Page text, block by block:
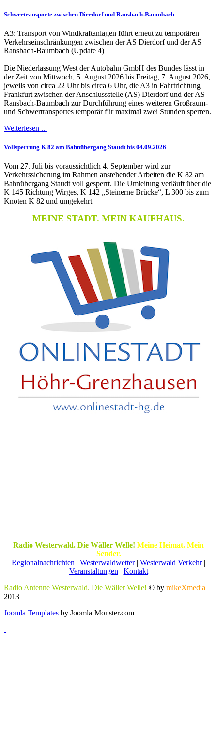
Schwertransporte zwischen Dierdorf und Ransbach-Baumbach
A3: Transport von Windkraftanlagen führt erneut zu temporären
Verkehrseinschränkungen zwischen der AS Dierdorf und der AS
Ransbach-Baumbach (Update 4)
Die Niederlassung West der Autobahn GmbH des Bundes lässt in
der Zeit von Mittwoch, 5. August 2026 bis Freitag, 7. August 2026,
jeweils von circa 22 Uhr bis circa 6 Uhr, die A3 in Fahrtrichtung
Frankfurt zwischen der Anschlussstelle (AS) Dierdorf und der AS
Ransbach-Baumbach zur Durchführung eines weiteren Großraum-
und Schwertransportes temporär für maximal zwei Stunden sperren.
Weiterlesen ...
Vollsperrung K 82 am Bahnübergang Staudt bis 04.09.2026
Vom 27. Juli bis voraussichtlich 4. September wird zur
Verkehrssicherung im Rahmen anstehender Arbeiten die K 82 am
Bahnübergang Staudt voll gesperrt. Die Umleitung verläuft über die
K 145 Richtung Wirges, K 142 „Steinerne Brücke“, L 300 bis zum
Knoten K 82 und umgekehrt.
MEINE STADT. MEIN KAUFHAUS.
Radio Westerwald. Die Wäller Welle! Meine Heimat. Mein
Sender.
Regionalnachrichten | Westerwaldwetter| Westerwald Verkehr|
Veranstaltungen | Kontakt
Radio Antenne Westerwald. Die Wäller Welle! © by mikeXmedia
2013
Joomla Templates by Joomla-Monster.com